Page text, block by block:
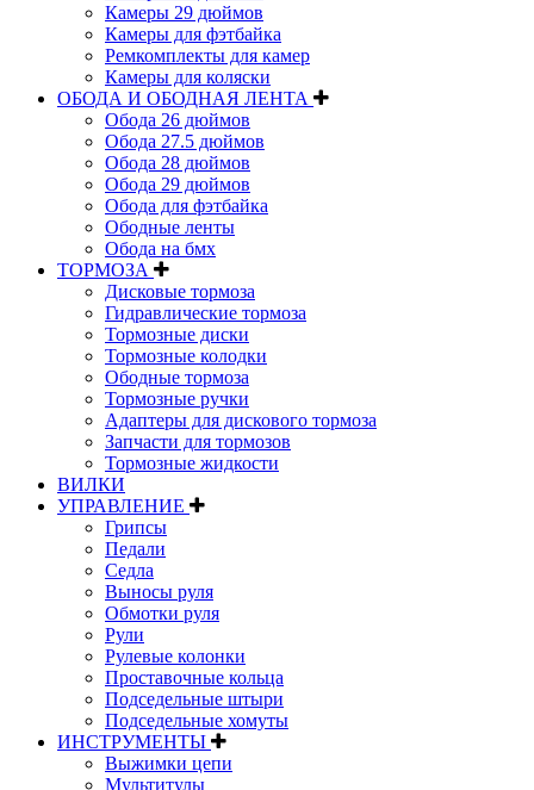
Камеры 29 дюймов
Камеры для фэтбайка
Ремкомплекты для камер
Камеры для коляски
ОБОДА И ОБОДНАЯ ЛЕНТА
Обода 26 дюймов
Обода 27.5 дюймов
Обода 28 дюймов
Обода 29 дюймов
Обода для фэтбайка
Ободные ленты
Обода на бмх
ТОРМОЗА
Дисковые тормоза
Гидравлические тормоза
Тормозные диски
Тормозные колодки
Ободные тормоза
Тормозные ручки
Адаптеры для дискового тормоза
Запчасти для тормозов
Тормозные жидкости
ВИЛКИ
УПРАВЛЕНИЕ
Грипсы
Педали
Седла
Выносы руля
Обмотки руля
Рули
Рулевые колонки
Проставочные кольца
Подседельные штыри
Подседельные хомуты
ИНСТРУМЕНТЫ
Выжимки цепи
Мультитулы